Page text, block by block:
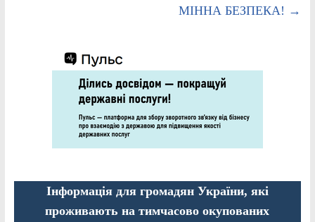
МІННА БЕЗПЕКА! →
Інформація для громадян України, які
проживають на тимчасово окупованих